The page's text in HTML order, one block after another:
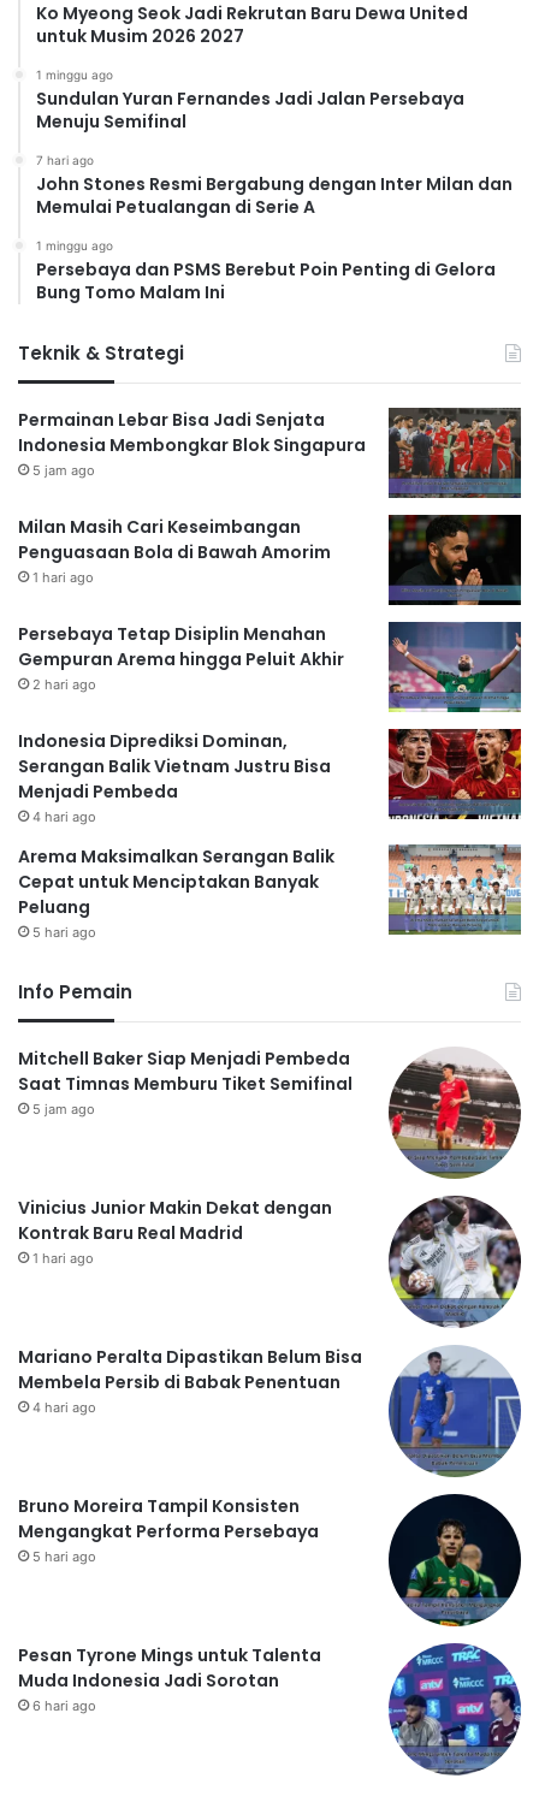
Ko Myeong Seok Jadi Rekrutan Baru Dewa United
untuk Musim 2026 2027
1 minggu ago
Sundulan Yuran Fernandes Jadi Jalan Persebaya
Menuju Semifinal
7 hari ago
John Stones Resmi Bergabung dengan Inter Milan dan
Memulai Petualangan di Serie A
1 minggu ago
Persebaya dan PSMS Berebut Poin Penting di Gelora
Bung Tomo Malam Ini
Teknik & Strategi
Permainan Lebar Bisa Jadi Senjata
Indonesia Membongkar Blok Singapura
5 jam ago
Milan Masih Cari Keseimbangan
Penguasaan Bola di Bawah Amorim
1 hari ago
Persebaya Tetap Disiplin Menahan
Gempuran Arema hingga Peluit Akhir
2 hari ago
Indonesia Diprediksi Dominan,
Serangan Balik Vietnam Justru Bisa
Menjadi Pembeda
4 hari ago
Arema Maksimalkan Serangan Balik
Cepat untuk Menciptakan Banyak
Peluang
5 hari ago
Info Pemain
Mitchell Baker Siap Menjadi Pembeda
Saat Timnas Memburu Tiket Semifinal
5 jam ago
Vinicius Junior Makin Dekat dengan
Kontrak Baru Real Madrid
1 hari ago
Mariano Peralta Dipastikan Belum Bisa
Membela Persib di Babak Penentuan
4 hari ago
Bruno Moreira Tampil Konsisten
Mengangkat Performa Persebaya
5 hari ago
Pesan Tyrone Mings untuk Talenta
Muda Indonesia Jadi Sorotan
6 hari ago